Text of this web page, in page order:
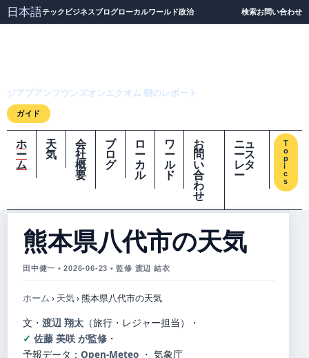
日本語テック ビジネスブログローカルワールド政治 検索お問い合わせ
ジアプアンフウンズオンエクオム 朝のレポート
ガイド
ホ
ー
ム
天
気
会
社
概
要
ブ
ロ
グ
ロ
ー
カ
ル
ワ
ー
ル
ド
お
問
い
合
わ
せ
ニュ
ース
レタ
ー
T
o
p
i
c
s
熊本県八代市の天気
田中健一 • 2026-06-23 • 監修 渡辺 結衣
ホーム › 天気›熊本県八代市の天気
文・ 渡辺 翔太 （旅行・レジャー担当）
・
佐藤 美咲 が監修 ・
予報データ： Open-Meteo ・ 気象庁